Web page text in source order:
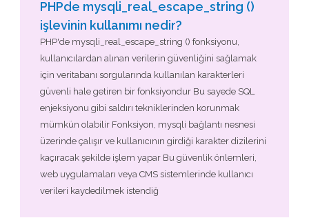
PHPde mysqli_real_escape_string ()
işlevinin kullanımı nedir?
PHP'de mysqli_real_escape_string () fonksiyonu,
kullanıcılardan alınan verilerin güvenliğini sağlamak
için veritabanı sorgularında kullanılan karakterleri
güvenli hale getiren bir fonksiyondur Bu sayede SQL
enjeksiyonu gibi saldırı tekniklerinden korunmak
mümkün olabilir Fonksiyon, mysqli bağlantı nesnesi
üzerinde çalışır ve kullanıcının girdiği karakter dizilerini
kaçıracak şekilde işlem yapar Bu güvenlik önlemleri,
web uygulamaları veya CMS sistemlerinde kullanıcı
verileri kaydedilmek istendiğ